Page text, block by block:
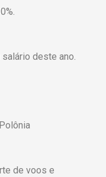
deste ano.
de voos e